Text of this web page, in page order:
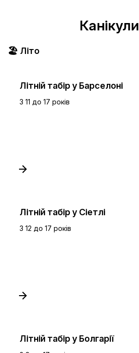
Канікули
🏖️ Літо
Літній табір у Барселоні
З 11 до 17 років
Літній табір у Сіетлі
З 12 до 17 років
Літній табір у Болгарії